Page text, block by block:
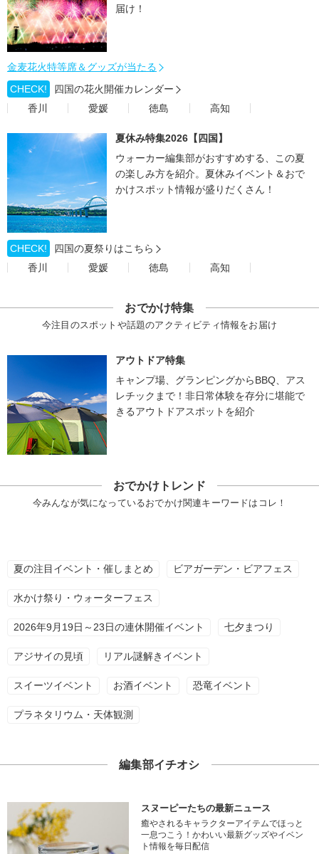
届け！
金麦花火特等席＆グッズが当たる
CHECK!
四国の花火開催カレンダー
香川
愛媛 徳島 高知
夏休み特集2026【四国】
ウォーカー編集部がおすすめする、この夏
の楽しみ方を紹介。夏休みイベント＆おで
かけスポット情報が盛りだくさん！
CHECK!
四国の夏祭りはこちら
香川
愛媛 徳島 高知
おでかけ特集
今注目のスポットや話題のアクティビティ情報をお届け
アウトドア特集
キャンプ場、グランピングからBBQ、アス
レチックまで！非日常体験を存分に堪能で
きるアウトドアスポットを紹介
おでかけトレンド
今みんなが気になっているおでかけ関連キーワードはコレ！
夏の注目イベント・催しまとめ ビアガーデン・ビアフェス
水かけ祭り・ウォーターフェス
2026年9月19日～23日の連休開催イベント 七夕まつり
アジサイの見頃 リアル謎解きイベント
スイーツイベント お酒イベント 恐竜イベント
プラネタリウム・天体観測
編集部イチオシ
スヌーピーたちの最新ニュース
癒やされるキャラクターアイテムでほっと
一息つこう！かわいい最新グッズやイベン
ト情報を毎日配信